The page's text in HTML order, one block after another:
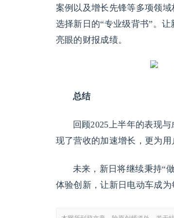
案例以及增长先锋等多项领
选择新日的“专业级背书”。
亮眼的财报成绩。
总结
回顾2025上半年的表现
现了营收的加速增长，更为用
未来，新日将继续秉持“
体验创新，让新日电动车成